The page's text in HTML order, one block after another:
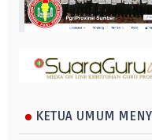
KETUA UMUM